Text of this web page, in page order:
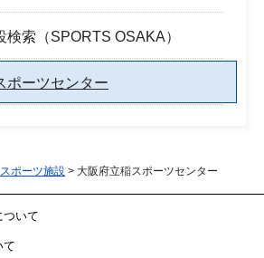
検索（SPORTS OSAKA）
ポーツセンター
スポーツ施設 > 大阪府立稲スポーツセンター
ついて
て